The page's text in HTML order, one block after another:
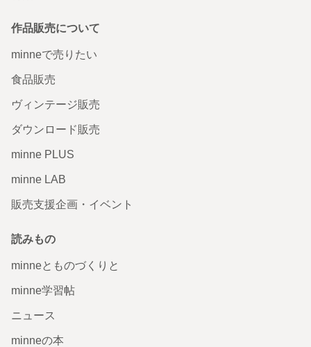
作品販売について
minneで売りたい
食品販売
ヴィンテージ販売
ダウンロード販売
minne PLUS
minne LAB
販売支援企画・イベント
読みもの
minneとものづくりと
minne学習帖
ニュース
minneの本